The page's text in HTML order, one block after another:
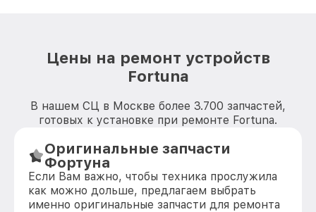
Цены на ремонт устройств
Fortuna
В нашем СЦ в Москве более 3.700 запчастей,
готовых к установке при ремонте Fortuna.
Оригинальные запчасти
Фортуна
Если Вам важно, чтобы техника прослужила
как можно дольше, предлагаем выбрать
именно оригинальные запчасти для ремонта